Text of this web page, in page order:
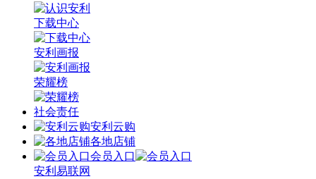
下载中心
安利画报
荣耀榜
社会责任
安利云购
各地店铺
会员入口
安利易联网